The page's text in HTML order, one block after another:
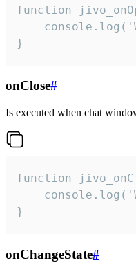
function
}
onClose#
Is executed when chat
function
}
onChangeState#